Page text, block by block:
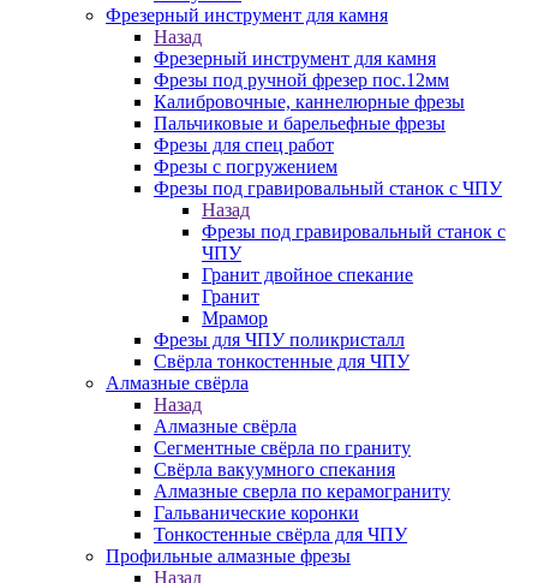
Фрезерный инструмент для камня
Назад
Фрезерный инструмент для камня
Фрезы под ручной фрезер пос.12мм
Калибровочные, каннелюрные фрезы
Пальчиковые и барельефные фрезы
Фрезы для спец работ
Фрезы с погружением
Фрезы под гравировальный станок с ЧПУ
Назад
Фрезы под гравировальный станок с
ЧПУ
Гранит двойное спекание
Гранит
Мрамор
Фрезы для ЧПУ поликристалл
Свёрла тонкостенные для ЧПУ
Алмазные свёрла
Назад
Алмазные свёрла
Сегментные свёрла по граниту
Свёрла вакуумного спекания
Алмазные сверла по керамограниту
Гальванические коронки
Тонкостенные свёрла для ЧПУ
Профильные алмазные фрезы
Назад